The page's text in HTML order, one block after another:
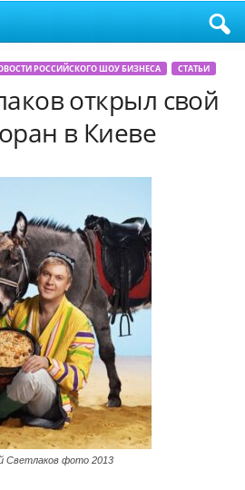
РОССИЙСКОГО ШОУ БИЗНЕСА СТАТЬИ
открыл свой
в Киеве
Светлаков фото 2013